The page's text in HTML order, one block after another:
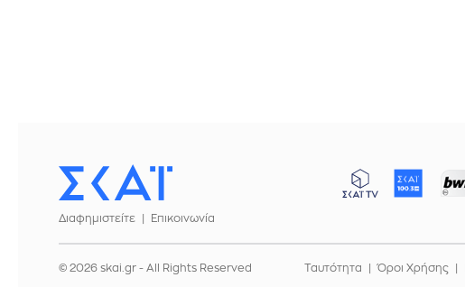
Διαφημιστείτε
Επικοινωνία
© 2026 skai.gr - All Rights Reserved Ταυτότητα Όροι Χρήσης